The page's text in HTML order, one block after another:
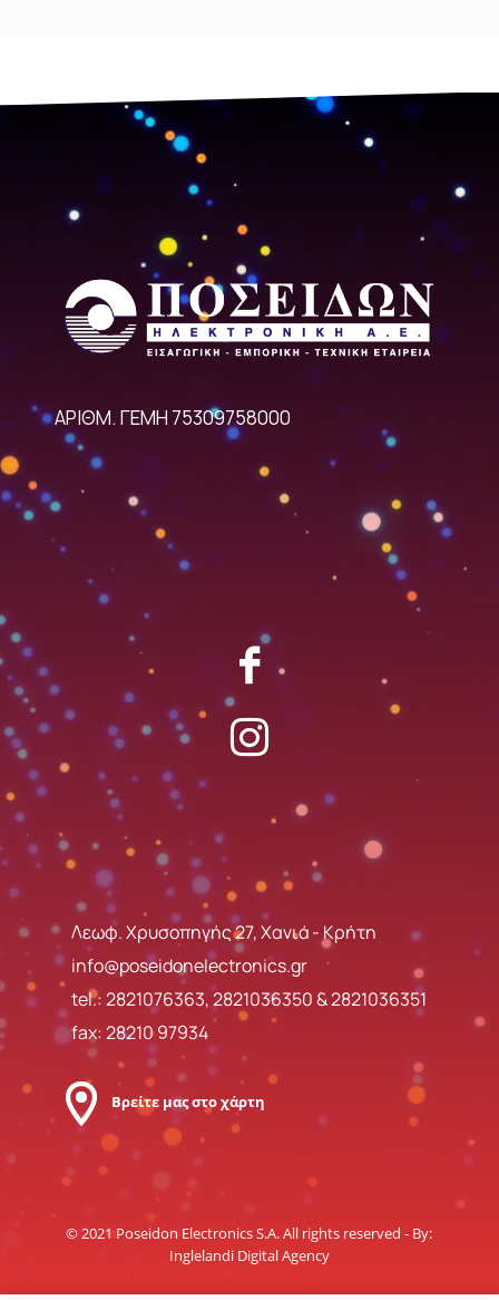
ΑΡΙΘΜ. ΓΕΜΗ 75309758000
Λεωφ. Χρυσοπηγής 27, Χανιά - Κρήτη
info@poseidonelectronics.gr
tel.:2821076363,2821036350&2821036351
fax: 28210 97934
Βρείτε μας στο χάρτη
© 2021 Poseidon Electronics S.A. All rights reserved - By:
Inglelandi Digital Agency